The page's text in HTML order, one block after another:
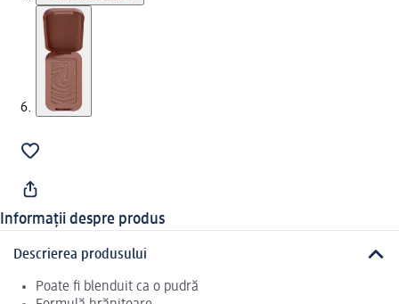
Informații despre produs
Descrierea produsului
Poate fi blenduit ca o pudră